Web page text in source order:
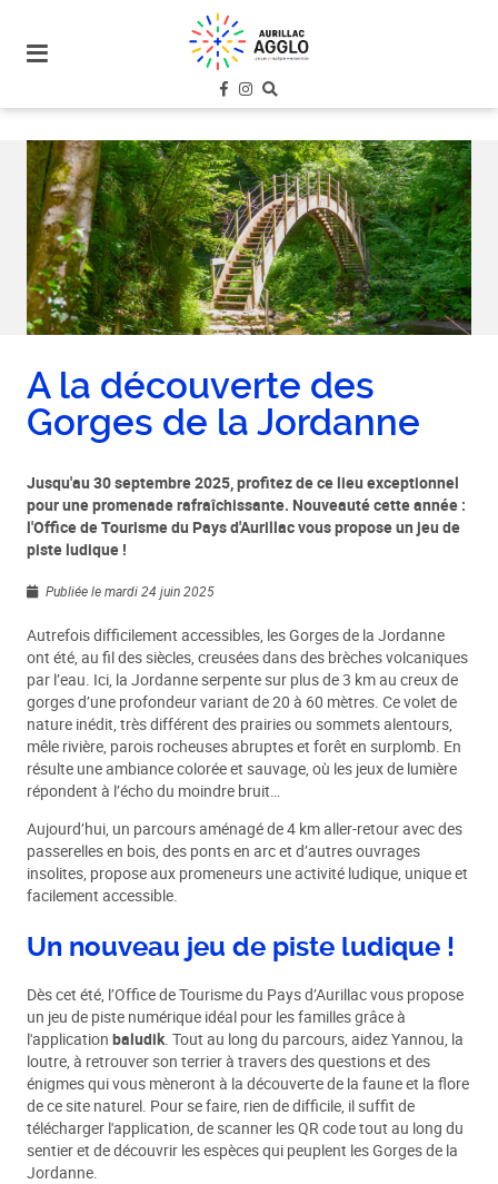
site
menu
aller au
contenu
A la découverte des
Gorges de la Jordanne
Jusqu'au 30 septembre 2025, profitez de ce lieu exceptionnel
pour une promenade rafraîchissante. Nouveauté cette année :
l'Office de Tourisme du Pays d'Aurillac vous propose un jeu de
piste ludique !
Publiée le mardi 24 juin 2025
Autrefois difficilement accessibles, les Gorges de la Jordanne
ont été, au fil des siècles, creusées dans des brèches volcaniques
par l’eau. Ici, la Jordanne serpente sur plus de 3 km au creux de
gorges d’une profondeur variant de 20 à 60 mètres. Ce volet de
nature inédit, très différent des prairies ou sommets alentours,
mêle rivière, parois rocheuses abruptes et forêt en surplomb. En
résulte une ambiance colorée et sauvage, où les jeux de lumière
répondent à l’écho du moindre bruit…
Aujourd’hui, un parcours aménagé de 4 km aller-retour avec des
passerelles en bois, des ponts en arc et d’autres ouvrages
insolites, propose aux promeneurs une activité ludique, unique et
facilement accessible.
Un nouveau jeu de piste ludique !
Dès cet été, l’Office de Tourisme du Pays d’Aurillac vous propose
un jeu de piste numérique idéal pour les familles grâce à
l'applicationbaludik. Tout au long du parcours, aidez Yannou, la
loutre, à retrouver son terrier à travers des questions et des
énigmes qui vous mèneront à la découverte de la faune et la flore
de ce site naturel. Pour se faire, rien de difficile, il suffit de
télécharger l'application, de scanner les QR code tout au long du
sentier et de découvrir les espèces qui peuplent les Gorges de la
Jordanne.